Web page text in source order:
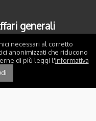
generali
necessari al corretto
anonimizzati che riducono
di più leggi l'informativa